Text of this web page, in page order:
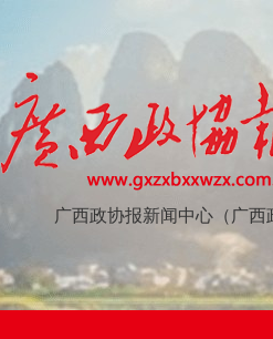
广西政协报新闻中心（广